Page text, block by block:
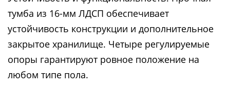
тумба из 16-мм ЛДСП обеспечивает
устойчивость конструкции и дополнительное
закрытое хранилище. Четыре регулируемые
опоры гарантируют ровное положение на
любом типе пола.